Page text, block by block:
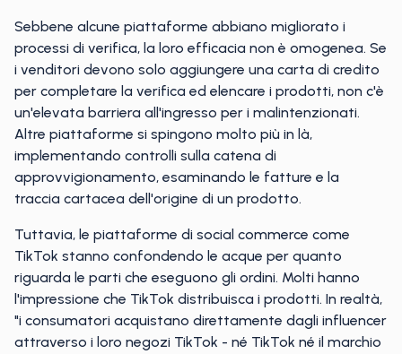
Sebbene alcune piattaforme abbiano migliorato i
processi di verifica, la loro efficacia non è omogenea. Se
i venditori devono solo aggiungere una carta di credito
per completare la verifica ed elencare i prodotti, non c'è
un'elevata barriera all'ingresso per i malintenzionati.
Altre piattaforme si spingono molto più in là,
implementando controlli sulla catena di
approvvigionamento, esaminando le fatture e la
traccia cartacea dell'origine di un prodotto.
Tuttavia, le piattaforme di social commerce come
TikTok stanno confondendo le acque per quanto
riguarda le parti che eseguono gli ordini. Molti hanno
l'impressione che TikTok distribuisca i prodotti. In realtà,
"i consumatori acquistano direttamente dagli influencer
attraverso i loro negozi TikTok - né TikTok né il marchio